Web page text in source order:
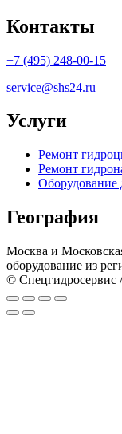
Контакты
+7 (495) 248-00-15
service@shs24.ru
Услуги
Ремонт
Ремонт
Оборудование
География
Москва и
оборудование из
© Спецгидросервис